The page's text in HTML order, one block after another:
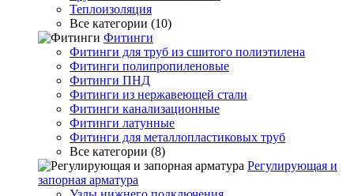
Теплоизоляция
Все категории (10)
Фитинги
Фитинги для труб из сшитого полиэтилена
Фитинги полипропиленовые
Фитинги ПНД
Фитинги из нержавеющей стали
Фитинги канализационные
Фитинги латунные
Фитинги для металлопластиковых труб
Все категории (8)
Регулирующая и
запорная арматура